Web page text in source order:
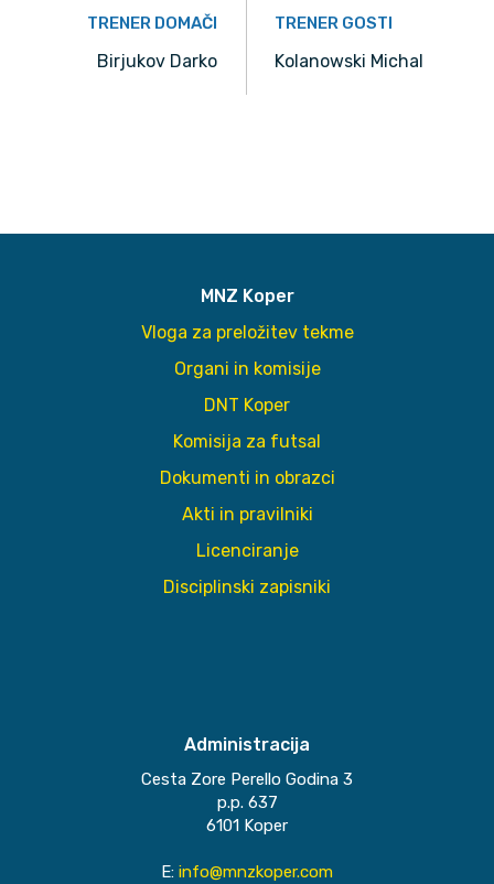
TRENER DOMAČI
Birjukov Darko
TRENER GOSTI
Kolanowski Michal
MNZ Koper
Vloga za preložitev tekme
Organi in komisije
DNT Koper
Komisija za futsal
Dokumenti in obrazci
Akti in pravilniki
Licenciranje
Disciplinski zapisniki
Administracija
Cesta Zore Perello Godina 3
p.p. 637
6101 Koper
E: info@mnzkoper.com